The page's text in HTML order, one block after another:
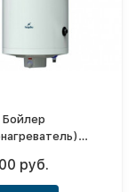
Бойлер
200руб.